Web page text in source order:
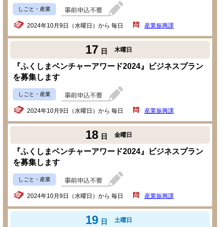
しごと・産業
2024年10月9日（水曜日）から 毎日 産業振興課
17 日 木曜日
『ふくしまベンチャーアワード2024』ビジネスプラン
を募集します
しごと・産業
2024年10月9日（水曜日）から 毎日 産業振興課
18 日 金曜日
『ふくしまベンチャーアワード2024』ビジネスプラン
を募集します
しごと・産業
2024年10月9日（水曜日）から 毎日 産業振興課
19 日 土曜日